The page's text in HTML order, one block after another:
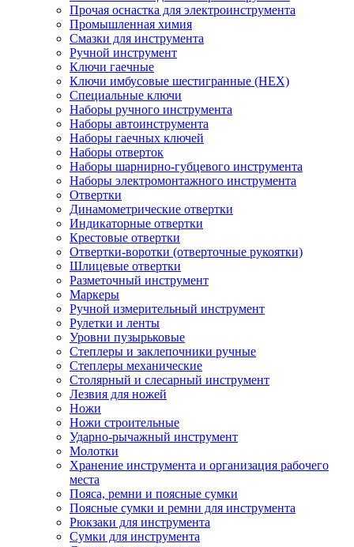
Прочая оснастка для электроинструмента
Промышленная химия
Смазки для инструмента
Ручной инструмент
Ключи гаечные
Ключи имбусовые шестигранные (HEX)
Специальные ключи
Наборы ручного инструмента
Наборы автоинструмента
Наборы гаечных ключей
Наборы отверток
Наборы шарнирно-губцевого инструмента
Наборы электромонтажного инструмента
Отвертки
Динамометрические отвертки
Индикаторные отвертки
Крестовые отвертки
Отвертки-воротки (отверточные рукоятки)
Шлицевые отвертки
Разметочный инструмент
Маркеры
Ручной измерительный инструмент
Рулетки и ленты
Уровни пузырьковые
Степлеры и заклепочники ручные
Степлеры механические
Столярный и слесарный инструмент
Лезвия для ножей
Ножи
Ножи строительные
Ударно-рычажный инструмент
Молотки
Хранение инструмента и организация рабочего
места
Пояса, ремни и поясные сумки
Поясные сумки и ремни для инструмента
Рюкзаки для инструмента
Сумки для инструмента